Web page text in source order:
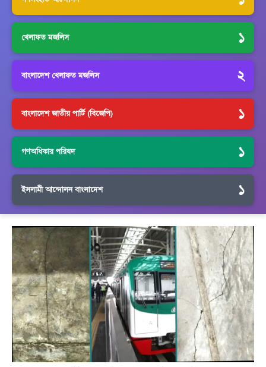
খেলাফত মজলিস ১
বাংলাদেশ খেলাফত মজলিস ২
বাংলাদেশ জাতীয় পার্টি (বিজেপি) ১
গণঅধিকার পরিষদ ১
ইসলামী আন্দোলন বাংলাদেশ ১